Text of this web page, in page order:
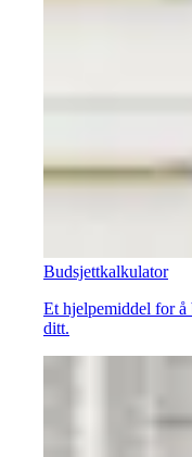
Budsjettkalkulator
Et hjelpemiddel for å
ditt.